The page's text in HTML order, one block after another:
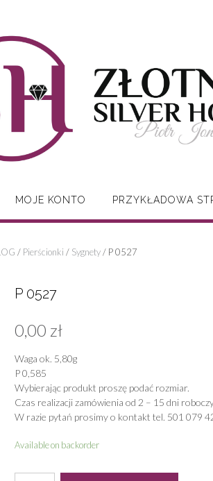
MOJE KONTO PRZYKŁADOWA
/ Pierścionki / Sygnety/ P 0527
P 0527
0,00 zł
Waga ok. 5,80g
P 0,585
Wybierając produkt proszę podać rozmiar.
Czas realizacji zamówienia od 2 – 15 dni
W razie pytań prosimy o kontakt tel. 501 079
Available on backorder